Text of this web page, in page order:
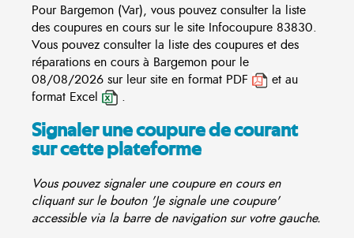
Pour Bargemon (Var), vous pouvez consulter la liste
des coupures en cours sur le site Infocoupure 83830.
Vous pouvez consulter la liste des coupures et des
réparations en cours à Bargemon pour le
08/08/2026 sur leur site en format PDF
et au
format Excel
.
Signaler une coupure de courant
sur cette plateforme
Vous pouvez signaler une coupure en cours en
cliquant sur le bouton 'Je signale une coupure'
accessible via la barre de navigation sur votre gauche.